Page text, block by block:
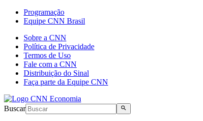
Programação
Equipe CNN Brasil
Sobre a CNN
Política de Privacidade
Termos de Uso
Fale com a CNN
Distribuição do Sinal
Faça parte da Equipe CNN
Buscar